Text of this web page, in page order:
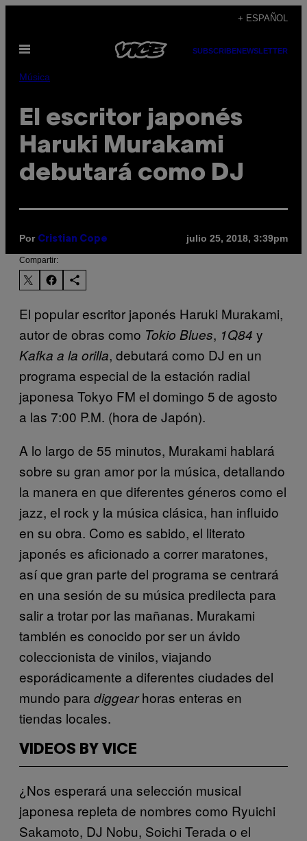
contenido
+ ESPAÑOL
Abrir
SUBSCRIBENEWSLETTER
Música
El escritor japonés
Haruki Murakami
debutará como DJ
Por Cristian Cope julio 25, 2018, 3:39pm
Compartir:
El popular escritor japonés Haruki Murakami,
autor de obras como Tokio Blues, 1Q84 y
Kafka a la orilla, debutará como DJ en un
programa especial de la estación radial
japonesa Tokyo FM el domingo 5 de agosto
a las 7:00 P.M. (hora de Japón).
A lo largo de 55 minutos, Murakami hablará
sobre su gran amor por la música, detallando
la manera en que diferentes géneros como el
jazz, el rock y la música clásica, han influido
en su obra. Como es sabido, el literato
japonés es aficionado a correr maratones,
así que gran parte del programa se centrará
en una sesión de su música predilecta para
salir a trotar por las mañanas. Murakami
también es conocido por ser un ávido
coleccionista de vinilos, viajando
esporádicamente a diferentes ciudades del
mundo para diggearhoras enteras en
tiendas locales.
VIDEOS BY VICE
¿Nos esperará una selección musical
japonesa repleta de nombres como Ryuichi
Sakamoto, DJ Nobu, Soichi Terada o el